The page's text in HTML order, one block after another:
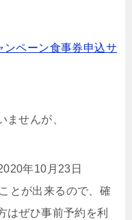
ンペーン食事券申込サ
ませんが、
年10⽉23⽇
とが出来るので、確
はぜひ事前予約を利